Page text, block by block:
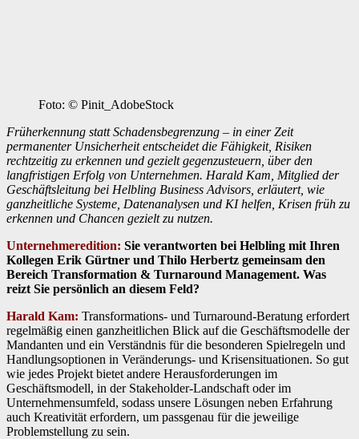
Foto: © Pinit_AdobeStock
Früherkennung statt Schadensbegrenzung – in einer Zeit
permanenter Unsicherheit entscheidet die Fähigkeit, Risiken
rechtzeitig zu erkennen und gezielt gegenzusteuern, über den
langfristigen Erfolg von Unternehmen. Harald Kam, Mitglied der
Geschäftsleitung bei Helbling Business Advisors, erläutert, wie
ganzheitliche Systeme, Datenanalysen und KI helfen, Krisen früh zu
erkennen und Chancen gezielt zu nutzen.
Unternehmeredition: Sie verantworten bei Helbling mit Ihren
Kollegen Erik Gürtner und Thilo Herbertz gemeinsam den
Bereich Transformation & Turnaround Management. Was
reizt Sie persönlich an diesem Feld?
Harald Kam: Transformations- und Turnaround-Beratung erfordert
regelmäßig einen ganzheitlichen Blick auf die Geschäftsmodelle der
Mandanten und ein Verständnis für die besonderen Spielregeln und
Handlungsoptionen in Veränderungs- und Krisensituationen. So gut
wie jedes Projekt bietet andere Herausforderungen im
Geschäftsmodell, in der Stakeholder-Landschaft oder im
Unternehmensumfeld, sodass unsere Lösungen neben Erfahrung
auch Kreativität erfordern, um passgenau für die jeweilige
Problemstellung zu sein.